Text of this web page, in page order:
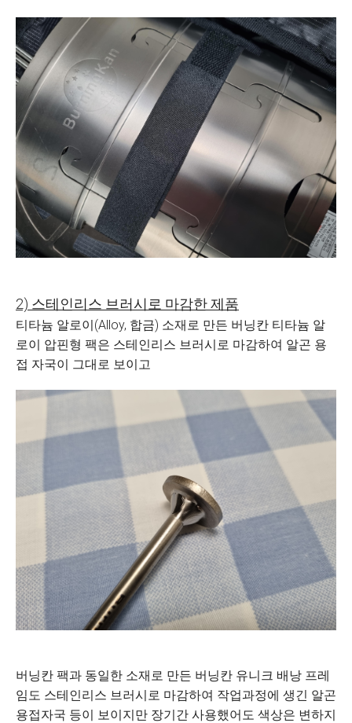
2) 스테인리스 브러시로 마감한 제품
티타늄 알로이(Alloy, 합금) 소재로 만든 버닝칸 티타늄 알
로이 압핀형 팩은 스테인리스 브러시로 마감하여 알곤 용
접 자국이 그대로 보이고
버닝칸 팩과 동일한 소재로 만든 버닝칸 유니크 배낭 프레
임도 스테인리스 브러시로 마감하여 작업과정에 생긴 알곤
용접자국 등이 보이지만 장기간 사용했어도 색상은 변하지